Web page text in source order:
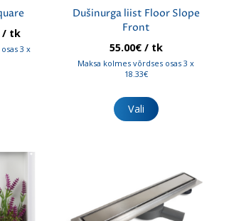
/ tk
3 x
teha
Dušinurga liist Floor Slope
Front
55.00€/ tk
Maksa kolmes võrdses osas 3 x
18.33€
Vali
tootel
saab
teha
tootelehel.